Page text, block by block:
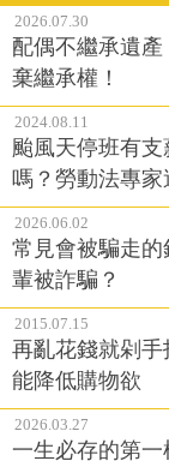
2026.07.30
配偶不繼承遺
棄繼承權！
2024.08.11
颱風天停班有
嗎？勞動法專家
2026.06.02
常見會被騙走
輩被詐騙？
2015.07.15
再亂花錢就剁
能降低購物欲
2026.03.27
一生必存的第一